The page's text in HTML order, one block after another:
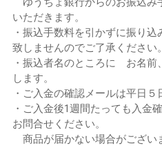
いただきます。
・振込手数料を引かずに振り
致しませんのでご了承ください。
・振込者名のところに お名前
します。
・ご入金の確認メールは平日５
・ご入金後1週間たっても入金
お問合せください。
商品が届かない場合がござい